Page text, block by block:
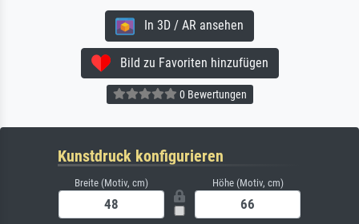
In 3D / AR ansehen
Bild zu Favoriten hinzufügen
0 Bewertungen
Kunstdruck konfigurieren
Breite (Motiv, cm) Höhe (Motiv, cm)